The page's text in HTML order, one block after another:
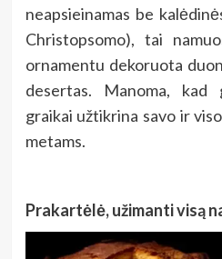
neapsieinamas be
Christopsomo), tai
ornamentu dekoruota
desertas. Manoma, kad
graikai užtikrina savo ir
metams.
Prakartėlė, užimanti visą